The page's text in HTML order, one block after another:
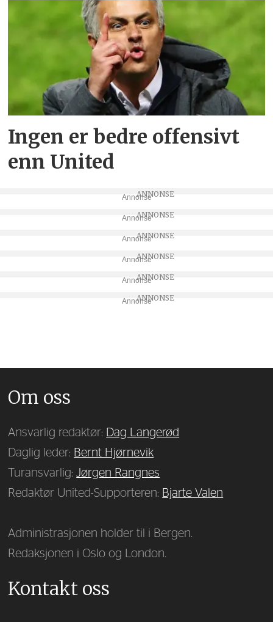
Ingen er bedre offensivt
enn United
Annonse
Annonse
Annonse
Annonse
Annonse
Annonse
Om oss
Ansvarlig redaktør: Dag Langerød
Daglig leder: Bernt Hjørnevik
Turansvarlig:Jørgen Rangnes
Redaktør United-Supporteren: Bjarte Valen
Administrasjonen holder til i Bergen.
Redaksjonen i Oslo og London.
Kontakt oss